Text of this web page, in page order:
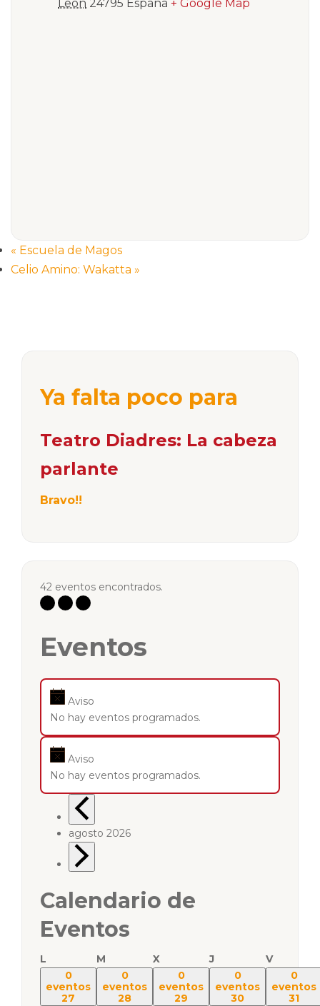
León 24795 España + Google Map
« Escuela de Magos
Celio Amino: Wakatta »
Ya falta poco para
Teatro Diadres: La cabeza
parlante
Bravo!!
42 eventos encontrados.
Eventos
Aviso
No hay eventos programados.
Aviso
No hay eventos programados.
agosto 2026
Calendario de
Eventos
L M X J
V
0
eventos
27
0
eventos
28
0
eventos
29
0
eventos
30
0
eventos
31